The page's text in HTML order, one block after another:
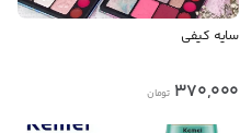
سایه کیفی
370,000 تومان